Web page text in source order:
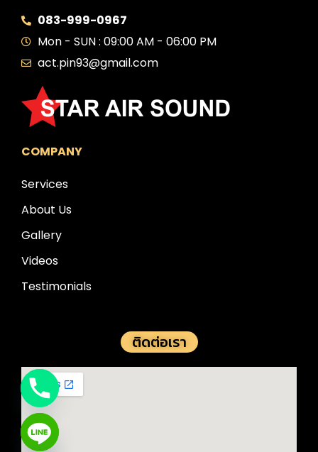
083-999-0967
Mon - SUN : 09:00 AM - 06:00 PM
act.pin93@gmail.com
COMPANY
Services
About Us
Gallery
Videos
Testimonials
ติดต่อเรา
chaty